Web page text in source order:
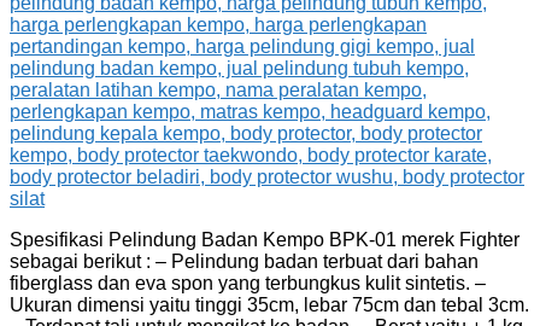
Spesifikasi Pelindung Badan Kempo BPK-01 merek Fighter
sebagai berikut : – Pelindung badan terbuat dari bahan
fiberglass dan eva spon yang terbungkus kulit sintetis. –
Ukuran dimensi yaitu tinggi 35cm, lebar 75cm dan tebal 3cm.